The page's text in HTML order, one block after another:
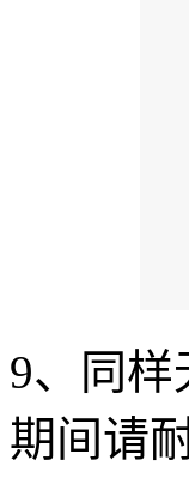
9、同样
期间请